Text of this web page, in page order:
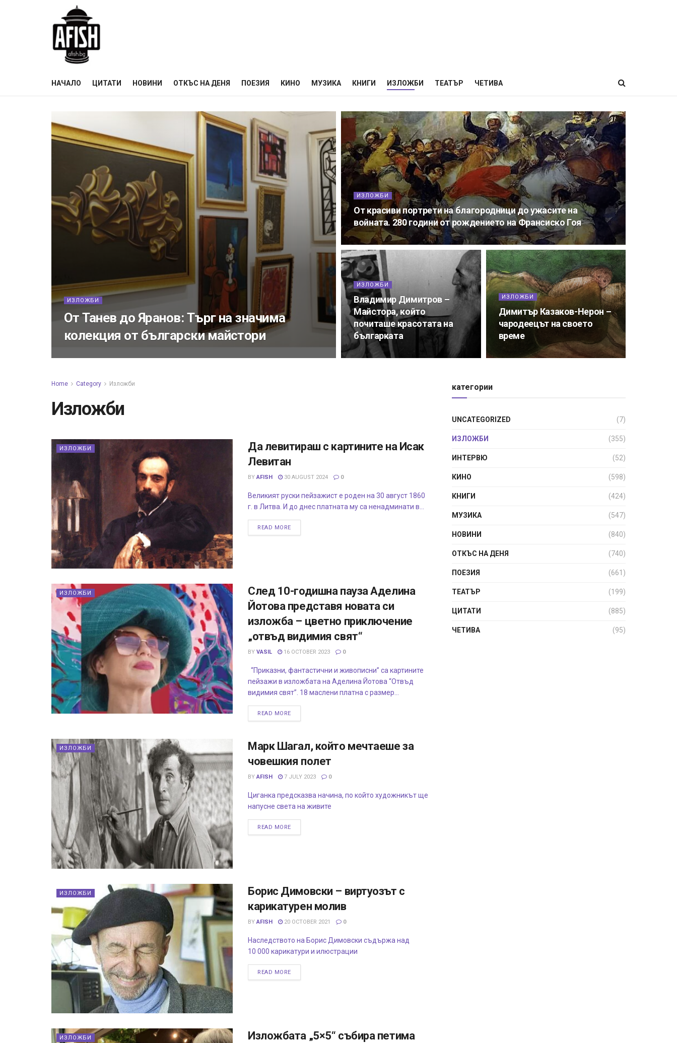
НАЧАЛО ЦИТАТИ НОВИНИ ОТКЪС НА ДЕНЯ ПОЕЗИЯ КИНО МУЗИКА КНИГИ ИЗЛОЖБИ ТЕАТЪР ЧЕТИВА
ИЗЛОЖБИ
От Танев до Яранов: Търг на значима
колекция от български майстори
ИЗЛОЖБИ
От красиви портрети на благородници до ужасите на
войната. 280 години от рождението на Франсиско Гоя
ИЗЛОЖБИ
Владимир Димитров –
Майстора, който
почиташе красотата на
българката
ИЗЛОЖБИ
Димитър Казаков-Нерон –
чародеецът на своето
време
Home Category Изложби
Изложби
ИЗЛОЖБИ
Да левитираш с картините на Исак
Левитан
BY AFISH 30 AUGUST 2024 0
Великият руски пейзажист е роден на 30 август 1860
г. в Литва. И до днес платната му са ненадминати в...
READ MORE
ИЗЛОЖБИ
След 10-годишна пауза Аделина
Йотова представя новата си
изложба – цветно приключение
„отвъд видимия свят“
BY VASIL 16 OCTOBER 2023 0
“Приказни, фантастични и живописни” са картините
пейзажи в изложбата на Аделина Йотова “Отвъд
видимия свят”. 18 маслени платна с размер...
READ MORE
ИЗЛОЖБИ
Марк Шагал, който мечтаеше за
човешкия полет
BY AFISH 7 JULY 2023 0
Циганка предсказва начина, по който художникът ще
напусне света на живите
READ MORE
ИЗЛОЖБИ
Борис Димовски – виртуозът с
карикатурен молив
BY AFISH 20 OCTOBER 2021 0
Наследството на Борис Димовски съдържа над
10 000 карикатури и илюстрации
READ MORE
ИЗЛОЖБИ
Изложбата „5×5“ събира петима
категории
UNCATEGORIZED (7)
ИЗЛОЖБИ (355)
ИНТЕРВЮ (52)
КИНО (598)
КНИГИ (424)
МУЗИКА (547)
НОВИНИ (840)
ОТКЪС НА ДЕНЯ (740)
ПОЕЗИЯ (661)
ТЕАТЪР (199)
ЦИТАТИ (885)
ЧЕТИВА (95)